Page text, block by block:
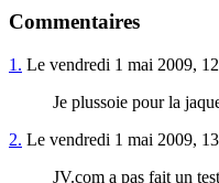
Commentaires
1. Le vendredi 1 mai 2009,
Je plussoie pour la
2. Le vendredi 1 mai 2009,
JV.com a pas fait un